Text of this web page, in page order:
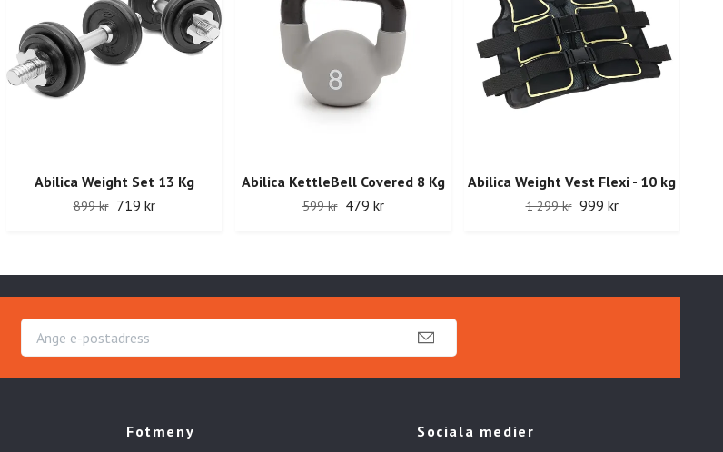
Abilica Weight Set 13 Kg
899 kr 719 kr
Abilica KettleBell Covered 8 Kg
599 kr 479 kr
Abilica Weight Vest Flexi - 10 kg
1 299 kr 999 kr
Fotmeny Sociala medier